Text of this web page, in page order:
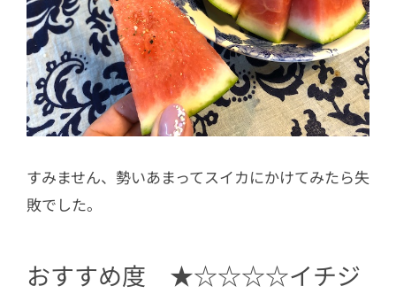
すみません、勢いあまってスイカにかけてみたら失
敗でした。
おすすめ度 ★☆☆☆☆イチジ